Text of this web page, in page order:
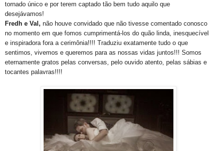
tornado único e por terem captado tão bem tudo aquilo que
desejávamos!
Fredh e Val, não houve convidado que não tivesse comentado conosco
no momento em que fomos cumprimentá-los do quão linda, inesquecível
e inspiradora fora a cerimônia!!!! Traduziu exatamente tudo o que
sentimos, vivemos e queremos para as nossas vidas juntos!!! Somos
eternamente gratos pelas conversas, pelo ouvido atento, pelas sábias e
tocantes palavras!!!!